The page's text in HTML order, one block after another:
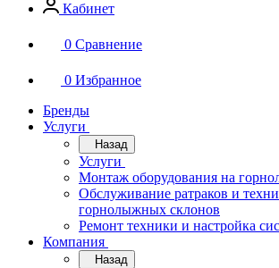
Кабинет
0 Сравнение
0 Избранное
Бренды
Услуги
Назад
Услуги
Монтаж оборудования на
Обслуживание ратраков и
горнолыжных склонов
Ремонт техники и настройка
Компания
Назад